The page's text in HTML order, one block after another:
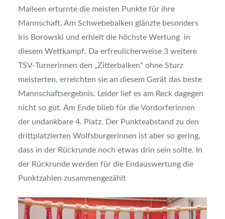
Maileen erturnte die meisten Punkte für ihre
Mannschaft. Am Schwebebalken glänzte besonders
Iris Borowski und erhielt die höchste Wertung in
diesem Wettkampf. Da erfreulicherweise 3 weitere
TSV-Turnerinnen den „Zitterbalken“ ohne Sturz
meisterten, erreichten sie an diesem Gerät das beste
Mannschaftsergebnis. Leider lief es am Reck dagegen
nicht so gut. Am Ende blieb für die Vordorferinnen
der undankbare 4. Platz. Der Punkteabstand zu den
drittplatzierten Wolfsburgerinnen ist aber so gering,
dass in der Rückrunde noch etwas drin sein sollte. In
der Rückrunde werden für die Endauswertung die
Punktzahlen zusammengezählt